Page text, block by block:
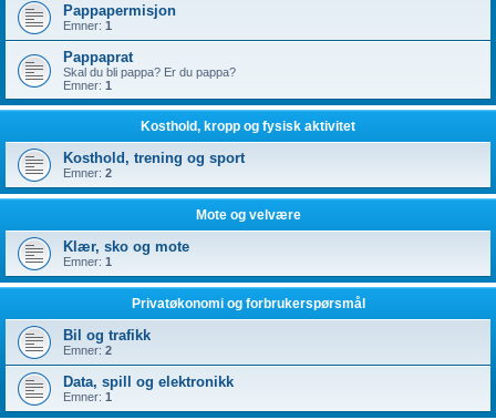
Pappapermisjon
Emner: 1
Pappaprat
Skal du bli pappa? Er du pappa?
Emner: 1
Kosthold, kropp og fysisk aktivitet
Kosthold, trening og sport
Emner: 2
Mote og velvære
Klær, sko og mote
Emner: 1
Privatøkonomi og forbrukerspørsmål
Bil og trafikk
Emner: 2
Data, spill og elektronikk
Emner: 1